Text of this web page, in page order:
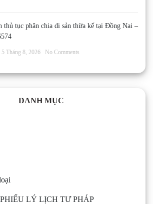
thủ tục phân chia di sản thừa kế tại Đồng Nai –
Tháng 8, 2026 No Comments
DANH MỤC
LÝ LỊCH TƯ PHÁP